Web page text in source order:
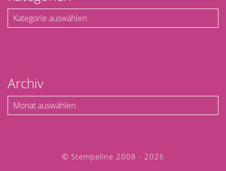
Kategorien
Archiv
Archiv
© Stempeline 2008 - 2026